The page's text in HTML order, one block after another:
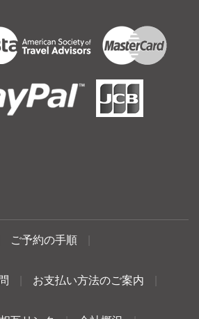
ご予約の手順
お支払い方法のご案内